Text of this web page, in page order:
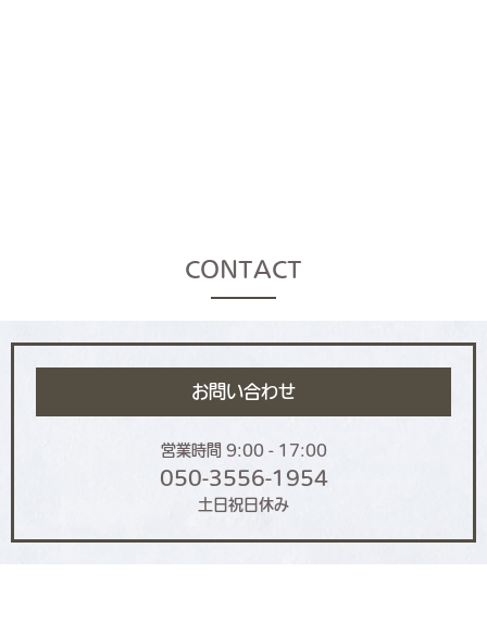
CONTACT
お問い合わせ
営業時間 9:00 - 17:00
050-3556-1954
土日祝日休み